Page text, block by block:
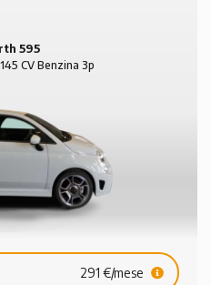
595
CV Benzina 3p
291 €/mese